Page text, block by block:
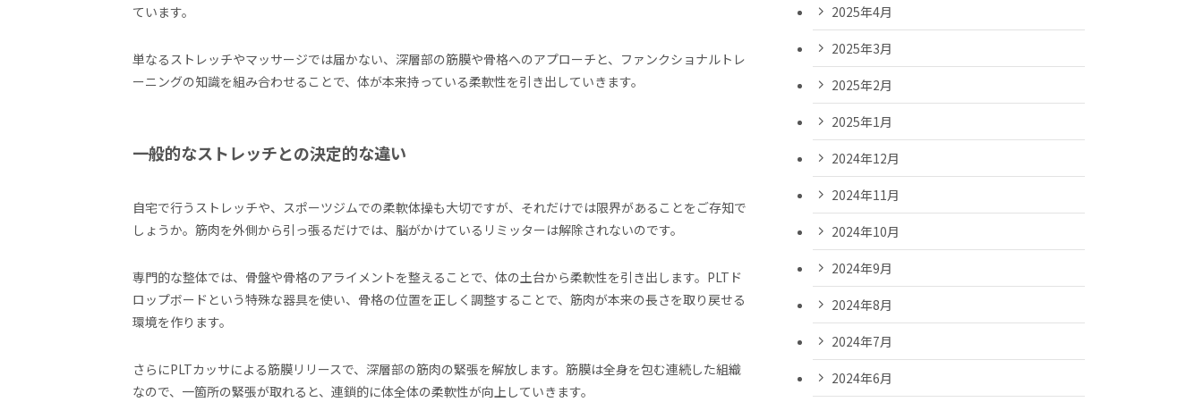
ています。
単なるストレッチやマッサージでは届かない、深層部の筋膜や骨格へのアプローチと、ファンクショナルトレ
ーニングの知識を組み合わせることで、体が本来持っている柔軟性を引き出していきます。
一般的なストレッチとの決定的な違い
自宅で行うストレッチや、スポーツジムでの柔軟体操も大切ですが、それだけでは限界があることをご存知で
しょうか。筋肉を外側から引っ張るだけでは、脳がかけているリミッターは解除されないのです。
専門的な整体では、骨盤や骨格のアライメントを整えることで、体の土台から柔軟性を引き出します。PLTド
ロップボードという特殊な器具を使い、骨格の位置を正しく調整することで、筋肉が本来の長さを取り戻せる
環境を作ります。
さらにPLTカッサによる筋膜リリースで、深層部の筋肉の緊張を解放します。筋膜は全身を包む連続した組織
なので、一箇所の緊張が取れると、連鎖的に体全体の柔軟性が向上していきます。
2025年4月
2025年3月
2025年2月
2025年1月
2024年12月
2024年11月
2024年10月
2024年9月
2024年8月
2024年7月
2024年6月